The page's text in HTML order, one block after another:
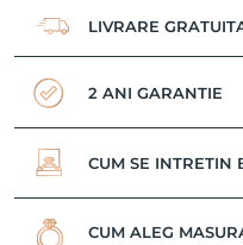
LIVRARE
2 ANI GARANTIE
CUM SE INTRETIN
CUM ALEG